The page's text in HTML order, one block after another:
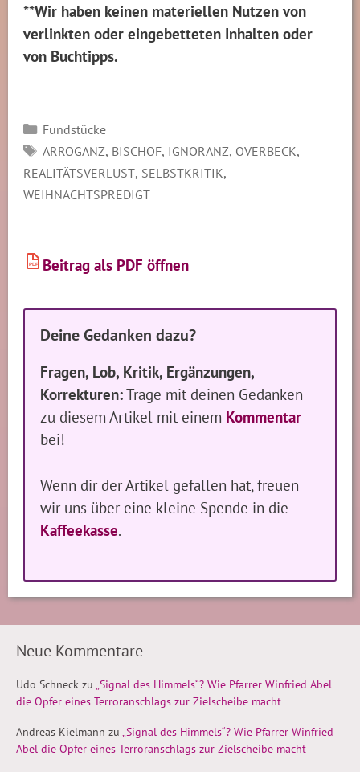
**Wir haben keinen materiellen Nutzen von
verlinkten oder eingebetteten Inhalten oder
von Buchtipps.
Kategorien
Fundstücke
SCHLAGWÖRTER
ARROGANZ, BISCHOF, IGNORANZ, OVERBECK,
REALITÄTSVERLUST, SELBSTKRITIK,
WEIHNACHTSPREDIGT
PDF Beitrag als PDF öffnen
Deine Gedanken dazu?
Fragen, Lob, Kritik, Ergänzungen,
Korrekturen:Trage mit deinen Gedanken
zu diesem Artikel mit einem Kommentar
bei!
Wenn dir der Artikel gefallen hat, freuen
wir uns über eine kleine Spende in die
Kaffeekasse.
Neue Kommentare
Udo Schneck zu „Signal des Himmels“? Wie Pfarrer Winfried Abel
die Opfer eines Terroranschlags zur Zielscheibe macht
Andreas Kielmann zu „Signal des Himmels“? Wie Pfarrer Winfried
Abel die Opfer eines Terroranschlags zur Zielscheibe macht